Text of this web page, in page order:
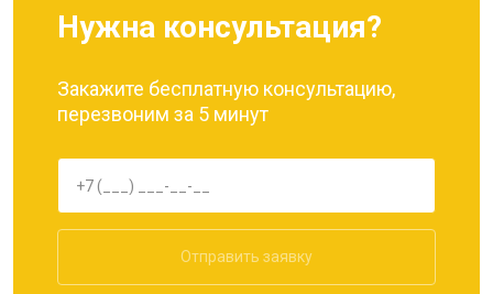
Нужна консультация?
Закажите бесплатную консультацию,
перезвоним за 5 минут
Отправить заявку